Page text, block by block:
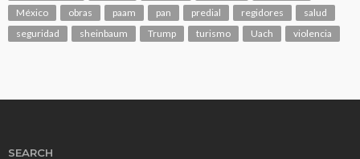
México
obras paam pan predial regidores
salud
seguridad
sheinbaum Trump turismo Uach violencia
SEARCH